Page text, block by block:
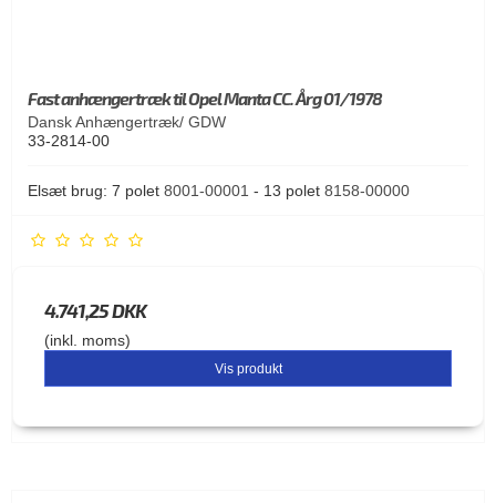
Fast anhængertræk til Opel Manta CC. Årg 01/1978
Dansk Anhængertræk/ GDW
33-2814-00
Elsæt brug: 7 polet 8001-00001 - 13 polet 8158-00000
4.741,25 DKK
(inkl. moms)
Vis produkt